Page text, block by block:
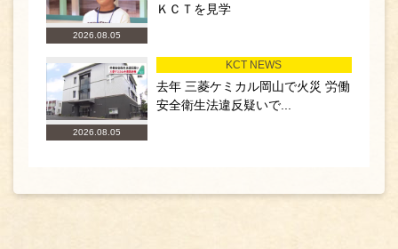
2026.08.05
ＫＣＴを見学
2026.08.05
KCT NEWS
去年 三菱ケミカル岡山で火災 労働
安全衛生法違反疑いで...